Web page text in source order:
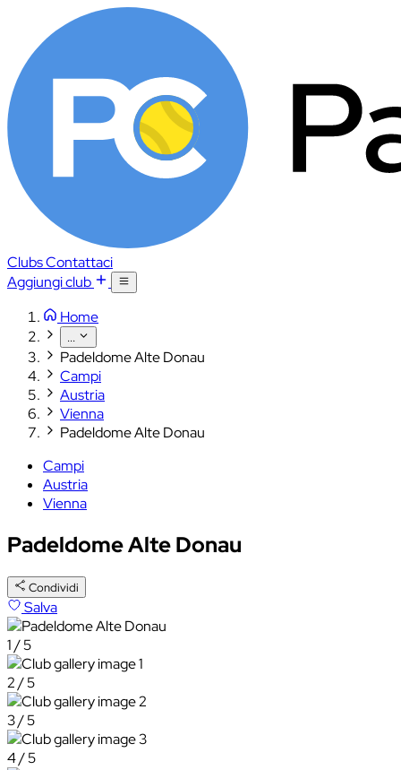
ClubsContattaci
Aggiungi club
Home
...
Padeldome Alte Donau
Campi
Austria
Vienna
Padeldome Alte Donau
Campi
Austria
Vienna
Padeldome Alte Donau
Condividi
Salva
1 / 5
2 / 5
3 / 5
4 / 5